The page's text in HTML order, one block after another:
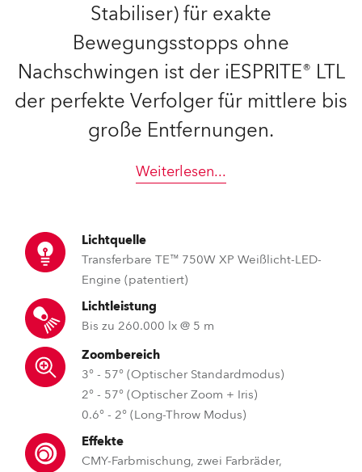
Stabiliser) für exakte
Bewegungsstopps ohne
Nachschwingen ist der iESPRITE® LTL
der perfekte Verfolger für mittlere bis
große Entfernungen.
Weiterlesen...
Lichtquelle
Transferbare TE™ 750W XP Weißlicht-LED-
Engine (patentiert)
Lichtleistung
Bis zu 260.000 lx @ 5 m
Zoombereich
3° - 57° (Optischer Standardmodus)
2° - 57° (Optischer Zoom + Iris)
0.6° - 2° (Long-Throw Modus)
Effekte
CMY-Farbmischung, zwei Farbräder,